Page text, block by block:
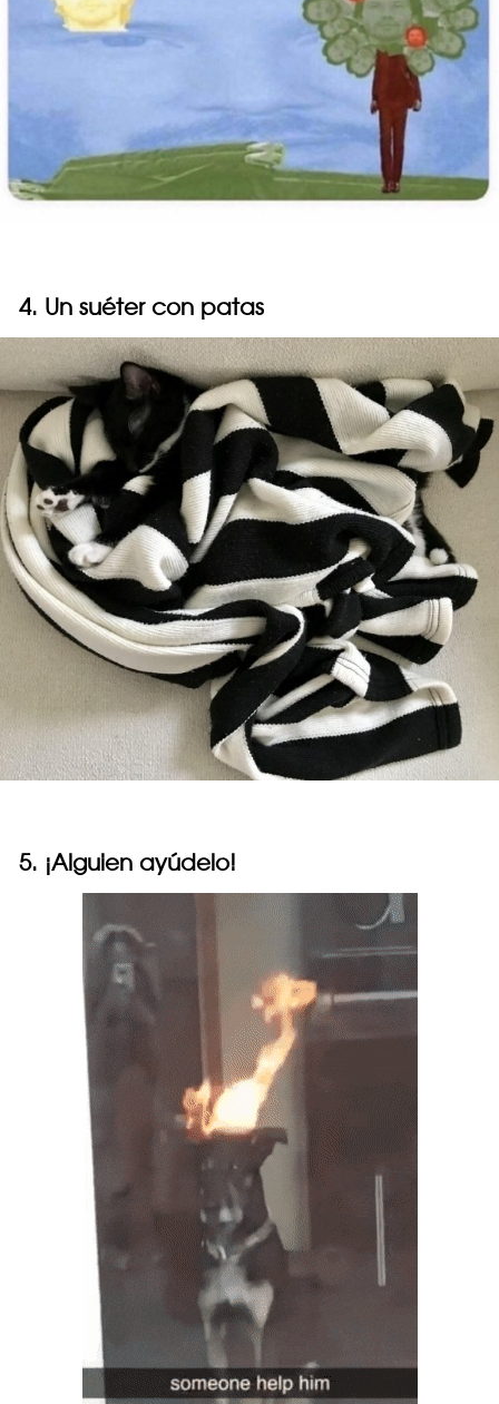
4. Un suéter con patas
5. ¡Alguien ayúdelo!